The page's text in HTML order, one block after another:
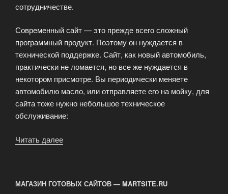
сотрудничестве.
Современный сайт — это прежде всего сложный
программный продукт. Поэтому он нуждается в
технической поддержке. Сайт, как новый автомобиль,
практически не ломается, но все же нуждается в
некотором присмотре. Вы периодически меняете
автомобилю масло, или отправляете его на мойку, для
сайта тоже нужно небольшое техническое
обслуживание:
Читать далее
это
МАГАЗИН ГОТОВЫХ САЙТОВ — MARTSITE.RU